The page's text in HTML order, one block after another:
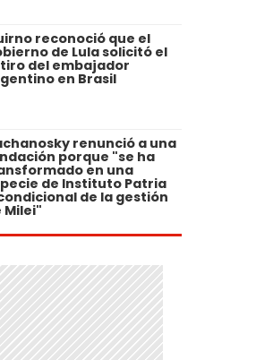
reconoció que el
de Lula solicitó el
del embajador
en Brasil
renunció a una
porque "se ha
en una
de Instituto Patria
de la gestión
Milei"